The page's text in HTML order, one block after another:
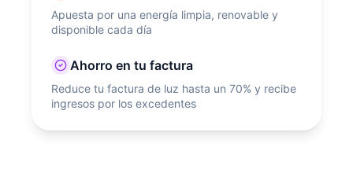
Apuesta por una energía limpia, renovable y
disponible cada día
Ahorro en tu factura
Reduce tu factura de luz hasta un 70% y recibe
ingresos por los excedentes